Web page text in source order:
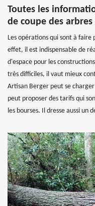
Toutes les
de coupe des
Les opérations qui sont à faire
effet, il est indispensable de
d'espace pour les
très difficiles, il vaut mieux
Artisan Berger peut se
peut proposer des tarifs qui
les bourses. Il dresse aussi un